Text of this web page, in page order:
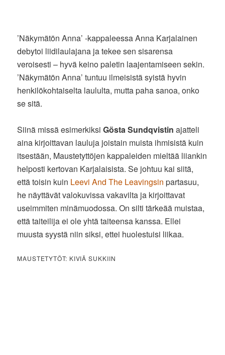
’Näkymätön Anna’ -kappaleessa Anna Karjalainen
debytoi liidilaulajana ja tekee sen sisarensa
veroisesti – hyvä keino paletin laajentamiseen sekin.
’Näkymätön Anna’ tuntuu ilmeisistä syistä hyvin
henkilökohtaiselta laululta, mutta paha sanoa, onko
se sitä.
Siinä missä esimerkiksiGösta Sundqvistin ajatteli
aina kirjoittavan lauluja joistain muista ihmisistä kuin
itsestään, Maustetyttöjen kappaleiden mieltää liiankin
helposti kertovan Karjalaisista. Se johtuu kai siitä,
että toisin kuin Leevi And The Leavingsin partasuu,
he näyttävät valokuvissa vakavilta ja kirjoittavat
useimmiten minämuodossa. On silti tärkeää muistaa,
että taiteilija ei ole yhtä taiteensa kanssa. Ellei
muusta syystä niin siksi, ettei huolestuisi liikaa.
MAUSTETYTÖT: KIVIÄ SUKKIIN